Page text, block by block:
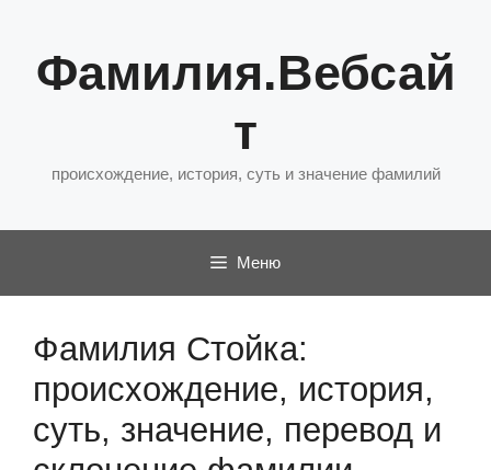
содержимому
Фамилия.Вебсай
т
происхождение, история, суть и значение фамилий
Меню
Фамилия Стойка:
происхождение, история,
суть, значение, перевод и